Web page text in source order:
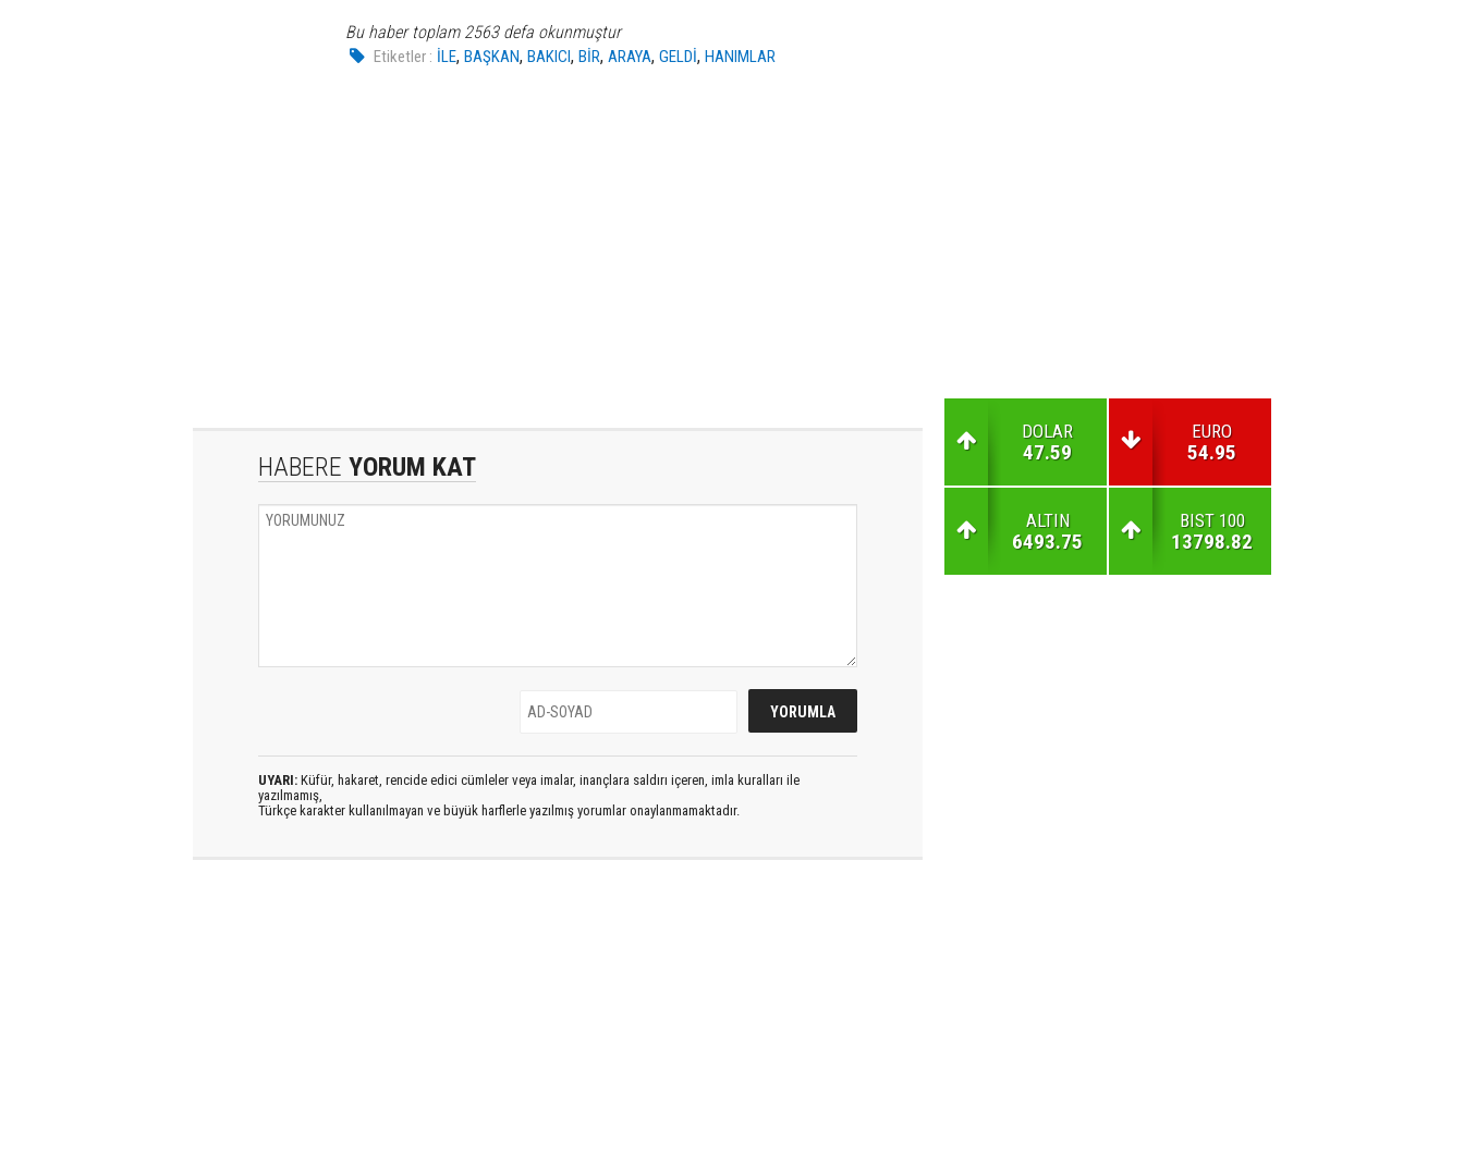
Bu haber toplam 2563 defa okunmuştur
Etiketler : İLE,BAŞKAN,BAKICI,BİR,ARAYA,GELDİ,HANIMLAR
HABERE YORUM KAT
UYARI: Küfür, hakaret, rencide edici cümleler veya imalar, inançlara saldırı içeren, imla kuralları ile
yazılmamış,
Türkçe karakter kullanılmayan ve büyük harflerle yazılmış yorumlar onaylanmamaktadır.
DOLAR
47.59
EURO
54.95
ALTIN
6493.75
BIST 100
13798.82